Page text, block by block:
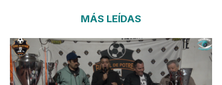
MÁS LEÍDAS